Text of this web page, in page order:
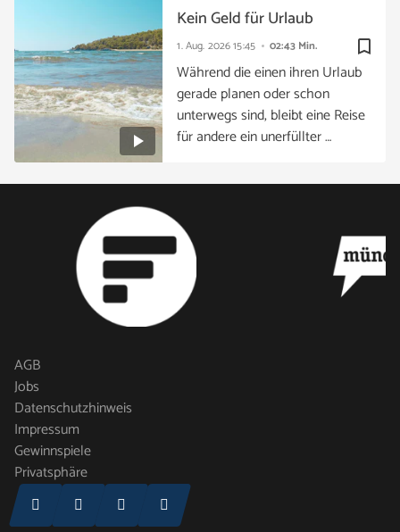
bookmark_border
1. Aug. 202615:45 02:43 Min.
Kein Geld für Urlaub
Während die einen ihren Urlaub
gerade planen oder schon
unterwegs sind, bleibt eine Reise
für andere ein unerfüllter …
AGB
Jobs
Datenschutzhinweis
Impressum
Gewinnspiele
Privatsphäre